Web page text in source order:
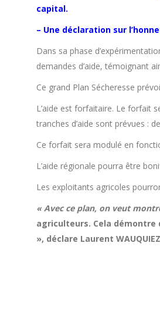
capital.
– Une déclaration sur
Dans sa phase
demandes d’aide, témoignant
Ce grand Plan Sécheresse
L’aide est forfaitaire. Le forfait
tranches d’aide sont prévues :
Ce forfait sera modulé en
L’aide régionale pourra être
Les exploitants agricoles
« Avec ce plan, on veut
agriculteurs. Cela
», déclare Laurent WAUQUIEZ